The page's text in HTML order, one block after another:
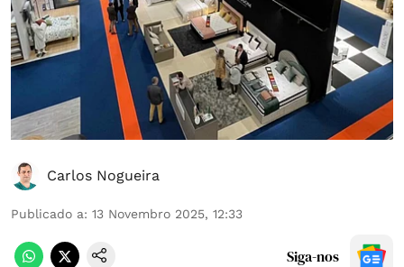
Carlos Nogueira
Publicado a: 13 Novembro 2025, 12:33
Siga-nos